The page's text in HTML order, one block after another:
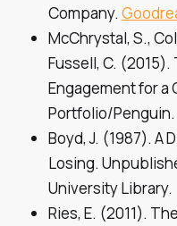
Company.
McChrystal, S.,
Fussell, C. (2015).
Engagement for a
Portfolio/Penguin.
Boyd, J. (1987). A
Losing.
University Library.
Ries, E. (2011).